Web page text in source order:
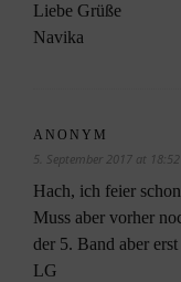
Liebe Grüße
Navika
ANONYM
5. September 2017 at 18:52
Hach, ich feier
Muss aber vorher
der 5. Band aber
LG